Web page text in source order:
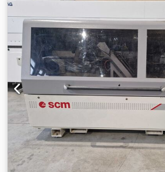
Glaslatbewerkingsaggregaat
Vermogen van het aggregaat: 2,2 kW
spindelhoogte-instelling Elektronische
geleiders Vier-rollen Masterwood
voedingssnelheid via variator CE-
documentatie Bouwjaar: 2005